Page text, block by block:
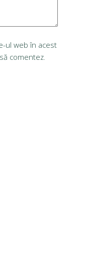
ul web în acest
comentez.